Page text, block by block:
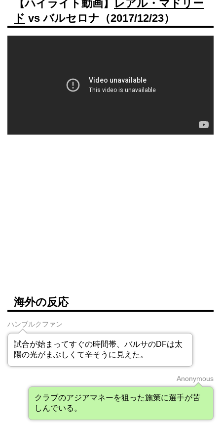
【ハイライト動画】
レアル・マドリー
ド vs バルセロナ（2017/12/23）
海外の反応
ハンブルクファン
試合が始まってすぐの時間帯、バルサのDFは太
陽の光がまぶしくて辛そうに見えた。
Anonymous
クラブのアジアマネーを狙った施策に選手が苦
しんでいる。